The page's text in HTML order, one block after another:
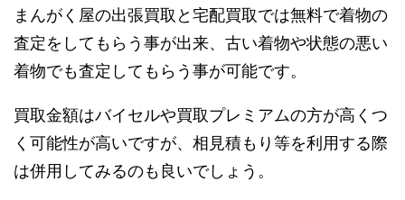
まんがく屋の出張買取と宅配買取では無料で着物の
査定をしてもらう事が出来、古い着物や状態の悪い
着物でも査定してもらう事が可能です。
買取金額はバイセルや買取プレミアムの方が高くつ
く可能性が高いですが、相見積もり等を利用する際
は併用してみるのも良いでしょう。